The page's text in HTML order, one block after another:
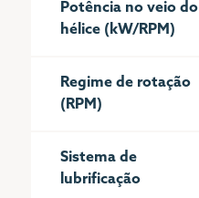
Potência no veio do
hélice (kW/RPM)
Regime de rotação
(RPM)
Sistema de
lubrificação